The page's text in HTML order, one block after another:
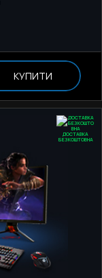
КУПИТИ
ДОСТАВКА
БЕЗКОШТОВНА